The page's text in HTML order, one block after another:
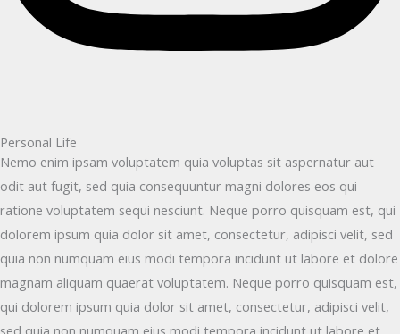
Personal Life
Nemo enim ipsam voluptatem quia voluptas sit aspernatur aut
odit aut fugit, sed quia consequuntur magni dolores eos qui
ratione voluptatem sequi nesciunt. Neque porro quisquam est, qui
dolorem ipsum quia dolor sit amet, consectetur, adipisci velit, sed
quia non numquam eius modi tempora incidunt ut labore et dolore
magnam aliquam quaerat voluptatem. Neque porro quisquam est,
qui dolorem ipsum quia dolor sit amet, consectetur, adipisci velit,
sed quia non numquam eius modi tempora incidunt ut labore et